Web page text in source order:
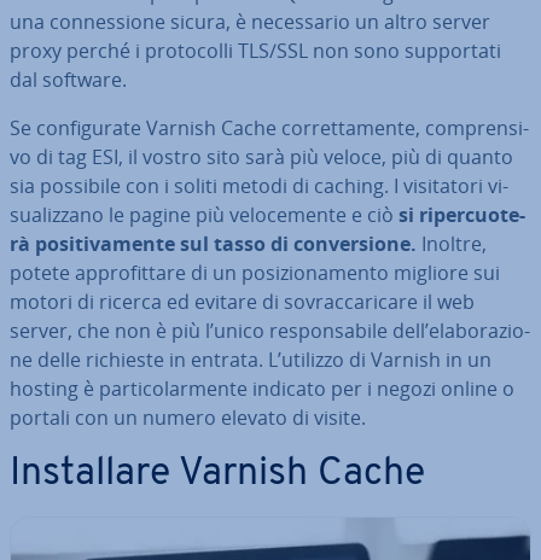
una con­nes­sio­ne sicura, è ne­ces­sa­rio un altro server
proxy perché i pro­to­col­li TLS/SSL non sono sup­por­ta­ti
dal software.
Se con­fi­gu­ra­te Varnish Cache cor­ret­ta­men­te, com­pren­si­
vo di tag ESI, il vostro sito sarà più veloce, più di quanto
sia possibile con i soliti metodi di caching. I vi­si­ta­to­ri vi­
sua­liz­za­no le pagine più ve­lo­ce­men­te e ciò si ri­per­cuo­te­
rà po­si­ti­va­men­te sul tasso di con­ver­sio­ne. Inoltre,
potete ap­pro­fit­ta­re di un po­si­zio­na­men­to migliore sui
motori di ricerca ed evitare di so­vrac­ca­ri­ca­re il web
server, che non è più l’unico re­spon­sa­bi­le dell’ela­bo­ra­zio­
ne delle richieste in entrata. L’utilizzo di Varnish in un
hosting è par­ti­co­lar­men­te indicato per i negozi online o
portali con un numero elevato di visite.
In­stal­la­re Varnish Cache